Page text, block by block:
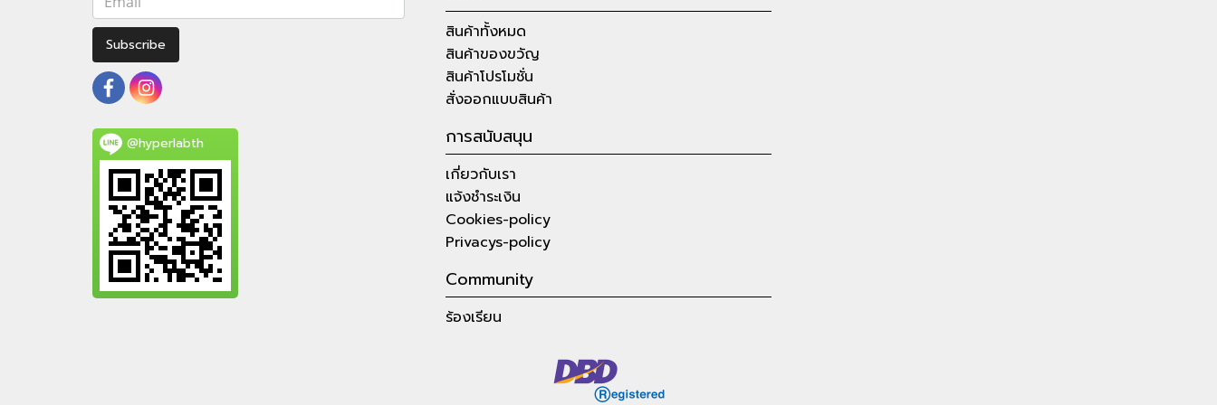
Subscribe
@hyperlabth
สินค้าทั้งหมด
สินค้าของขวัญ
สินค้าโปรโมชั่น
สั่งออกแบบสินค้า
การสนับสนุน
เกี่ยวกับเรา
แจ้งชำระเงิน
Cookies-policy
Privacys-policy
Community
ร้องเรียน